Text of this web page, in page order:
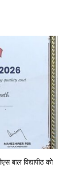
बाल विद्यापीठ को